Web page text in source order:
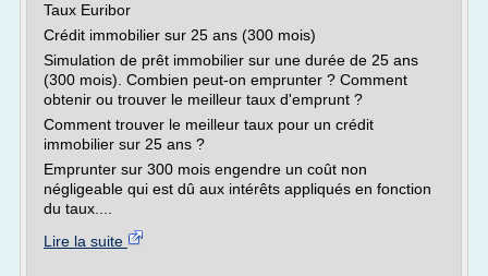
Taux Euribor
Crédit immobilier sur 25 ans (300 mois)
Simulation de prêt immobilier sur une durée de 25 ans
(300 mois). Combien peut-on emprunter ? Comment
obtenir ou trouver le meilleur taux d'emprunt ?
Comment trouver le meilleur taux pour un crédit
immobilier sur 25 ans ?
Emprunter sur 300 mois engendre un coût non
négligeable qui est dû aux intérêts appliqués en fonction
du taux....
Lire la suite